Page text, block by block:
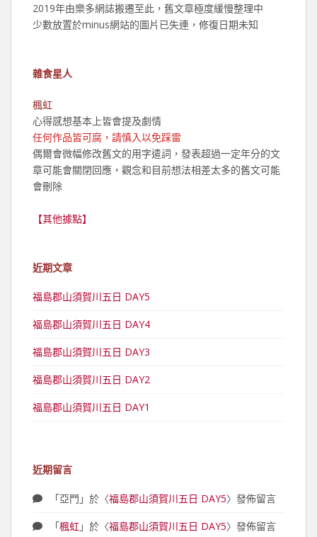
2019年由樂多網誌搬遷至此，舊文章極度緩慢整理中
少數放置於minus網站的圖片已失連，修復日期未知
雜食星人
楓虹
心得感想基本上皆會提及劇情
任何作品皆可腐，請慎入以免踩雷
偶爾會微幅修改舊文的用字遣詞，發表超過一定年分的文
章可能會關閉回應，觀念和目前想法相差太多的舊文可能
會刪除
【其他據點】
近期文章
福島郡山須賀川五日 DAY5
福島郡山須賀川五日 DAY4
福島郡山須賀川五日 DAY3
福島郡山須賀川五日 DAY2
福島郡山須賀川五日 DAY1
近期留言
「亞門 」於〈福島郡山須賀川五日 DAY5〉發佈留言
「楓虹」於〈福島郡山須賀川五日 DAY5〉發佈留言